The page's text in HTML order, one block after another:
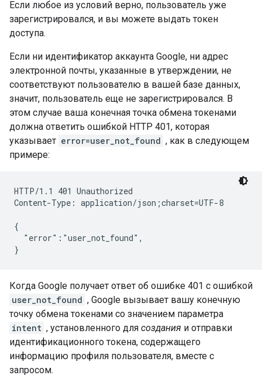
Если любое из условий верно, пользователь уже
зарегистрировался, и вы можете выдать токен
доступа.
Если ни идентификатор аккаунта Google, ни адрес
электронной почты, указанные в утверждении, не
соответствуют пользователю в вашей базе данных,
значит, пользователь еще не зарегистрировался. В
этом случае ваша конечная точка обмена токенами
должна ответить ошибкой HTTP 401, которая
указывает error=user_not_found , как в следующем
примере:
HTTP/1.1 401 Unauthorized
Content-Type: application/json;charset=UTF-8
{
  "error":"user_not_found",
Когда Google получает ответ об ошибке 401 с ошибкой
user_not_found , Google вызывает вашу конечную
точку обмена токенами со значением параметра
intent , установленного для создания и отправки
идентификационного токена, содержащего
информацию профиля пользователя, вместе с
запросом.